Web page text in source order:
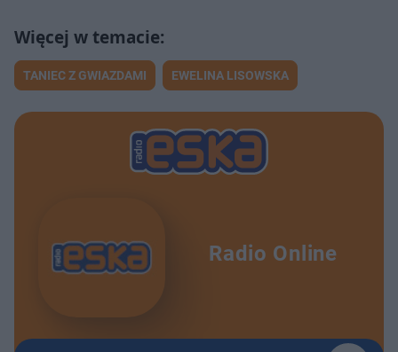
TANIEC Z GWIAZDAMI EWELINA LISOWSKA
Radio Online